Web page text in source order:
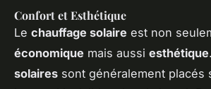
Confort et Esthétique
Le chauffage solaire est non
économique mais aussi esthétique
solaires sont généralement placés